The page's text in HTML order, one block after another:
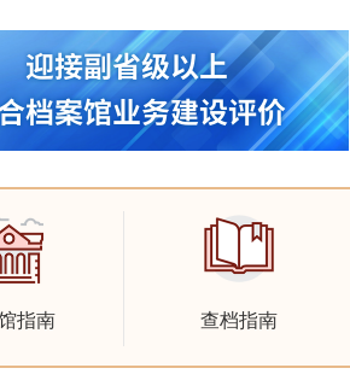
告 2026-06-05
年度档案专业职称评
知
2026-05-09
指南 查档指南